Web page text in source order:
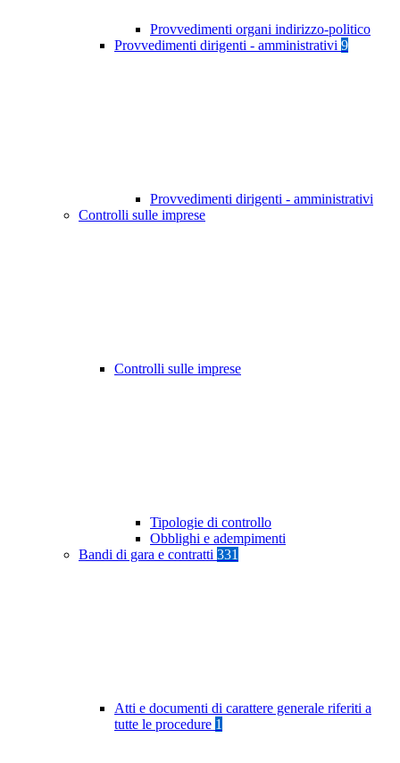
Provvedimenti organi indirizzo-politico
Provvedimenti dirigenti - amministrativi 9
Provvedimenti dirigenti - amministrativi
Controlli sulle imprese
Controlli sulle imprese
Tipologie di controllo
Obblighi e adempimenti
Bandi di gara e contratti 331
Atti e documenti di carattere generale riferiti a
tutte le procedure 1